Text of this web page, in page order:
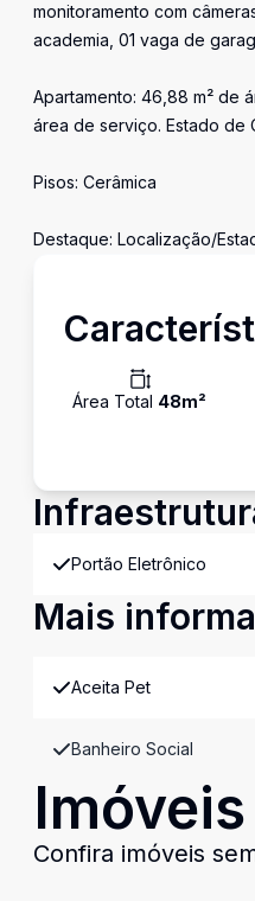
monitoramento com
academia, 01 vaga de
Apartamento: 46,88 m² de
área de serviço. Estado de
Pisos: Cerâmica
Destaque: Localização/
Área Total 48m²
Portão Eletrônico
Mais
Aceita Pet
Banheiro Social
Confira imóveis